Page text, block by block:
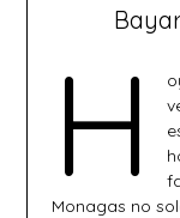
H
Monagas no